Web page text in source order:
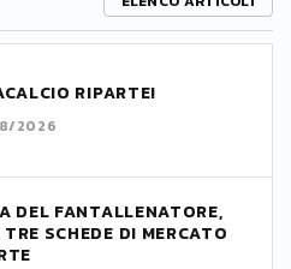
RIPARTE!
2026
DEL FANTALLENATORE,
SCHEDE DI MERCATO